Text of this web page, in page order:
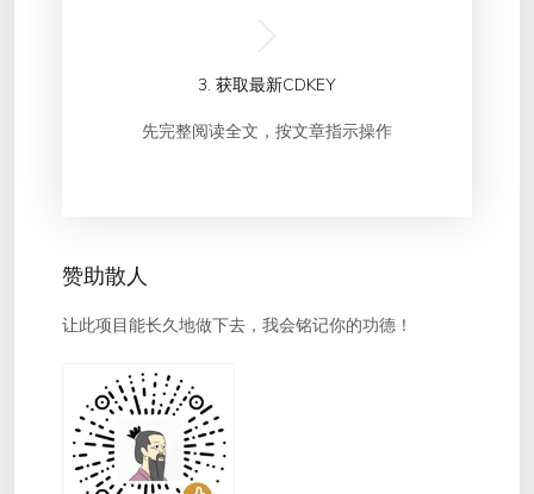
3. 获取最新CDKEY
先完整阅读全文，按文章指示操作
赞助散人
让此项目能长久地做下去，我会铭记你的功德！